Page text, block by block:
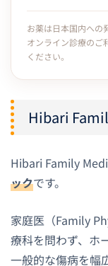
お薬は日本国内への
オンライン診療のご
ください。
Hibari
Hibari Family
ックです。
家庭医（Family
療科を問わず、ホ
一般的な傷病を幅